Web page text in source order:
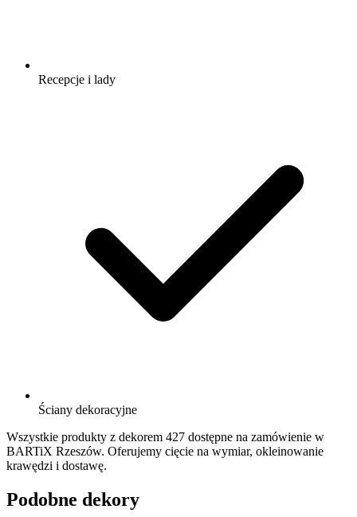
Recepcje i lady
Ściany dekoracyjne
Wszystkie produkty z dekorem 427 dostępne na zamówienie w
BARTiX Rzeszów. Oferujemy cięcie na wymiar, okleinowanie
krawędzi i dostawę.
Podobne dekory